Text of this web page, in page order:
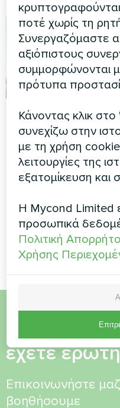
Αναβάθμιση
ιδιωτικής
με Mycond
Λύση αντλίας θερμότητας
BeeHeat που εξοικονομεί
ανυψωμένο σύστημα
στήριξης για
έλεγχο του κλίματος στο
σπίτι.
Θέλετε να
έχετε
Επικοινωνήστε
βοηθήσουμε
κρυπτογραφούνται
ποτέ χωρίς τη
Συνεργαζόμαστε
αξιόπιστους
συμμορφώνονται
πρότυπα
Κάνοντας κλικ
συνεχίζω στην
με τη χρήση
λειτουργίες της
εξατομίκευση και
Η Mycond Limited
προσωπικά
Πολιτική
Χρήσης